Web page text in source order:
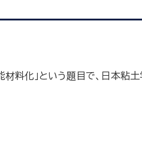
料化」という題目で、日本